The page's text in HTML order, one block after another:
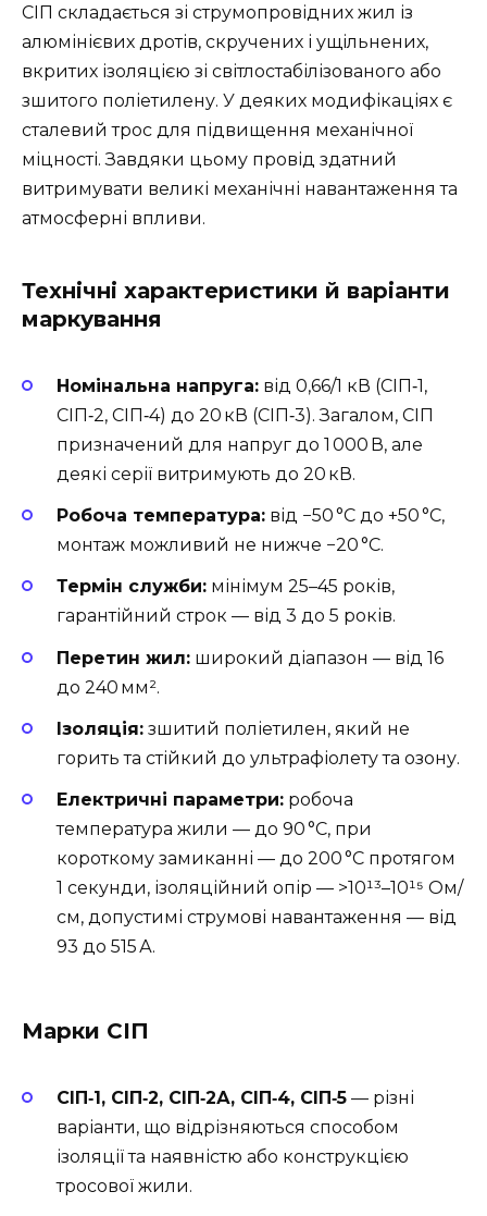
СІП складається зі струмопровідних жил із
алюмінієвих дротів, скручених і ущільнених,
вкритих ізоляцією зі світлостабілізованого або
зшитого поліетилену. У деяких модифікаціях є
сталевий трос для підвищення механічної
міцності. Завдяки цьому провід здатний
витримувати великі механічні навантаження та
атмосферні впливи.
Технічні характеристики й варіанти
маркування
Номінальна напруга: від 0,66/1 кВ (СІП‑1,
СІП‑2, СІП‑4) до 20 кВ (СІП‑3). Загалом, СІП
призначений для напруг до 1 000 В, але
деякі серії витримують до 20 кВ.
Робоча температура: від −50 °C до +50 °C,
монтаж можливий не нижче −20 °C.
Термін служби: мінімум 25–45 років,
гарантійний строк — від 3 до 5 років.
Перетин жил: широкий діапазон — від 16
до 240 мм².
Ізоляція: зшитий поліетилен, який не
горить та стійкий до ультрафіолету та озону.
Електричні параметри: робоча
температура жили — до 90 °C, при
короткому замиканні — до 200 °C протягом
1 секунди, ізоляційний опір — >10¹³–10¹⁵ Ом/
см, допустимі струмові навантаження — від
93 до 515 А.
Марки СІП
СІП‑1, СІП‑2, СІП‑2А, СІП‑4, СІП‑5 — різні
варіанти, що відрізняються способом
ізоляції та наявністю або конструкцією
тросової жили.